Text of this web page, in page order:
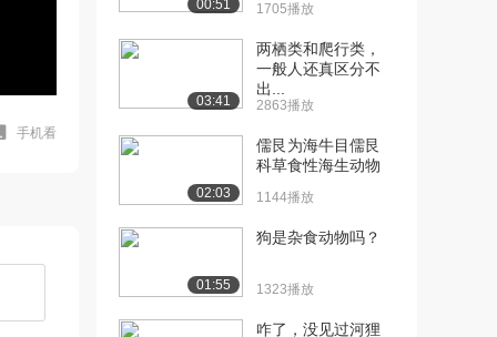
手机看
00:51 1705播放
03:41
两栖类和爬行类，
一般人还真区分不
出...
2863播放
02:03
儒艮为海牛目儒艮
科草食性海生动物
1144播放
01:55
狗是杂食动物吗？
1323播放
咋了，没见过河狸